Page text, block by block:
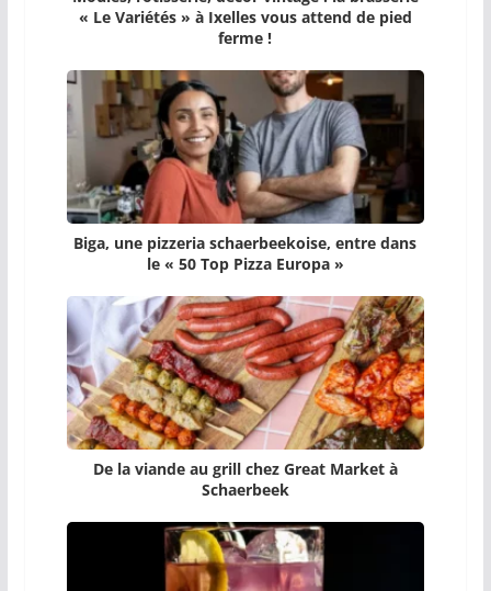
« Le Variétés » à Ixelles vous attend de pied
ferme !
Biga, une pizzeria schaerbeekoise, entre dans
le « 50 Top Pizza Europa »
De la viande au grill chez Great Market à
Schaerbeek